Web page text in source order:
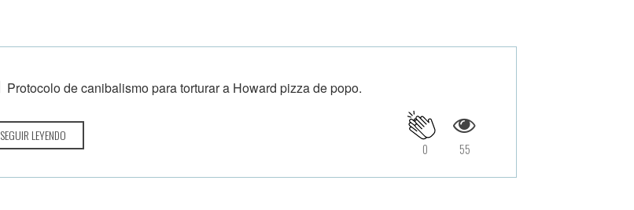
Protocolo de canibalismo para torturar a Howard pizza de popo.
SEGUIR LEYENDO
55
0